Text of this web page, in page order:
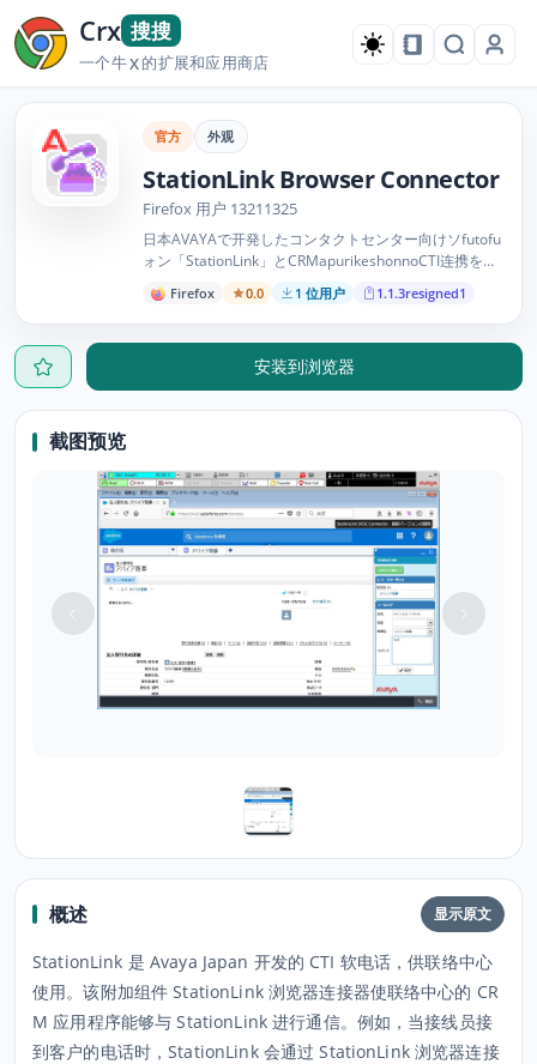
Crx 搜搜
一个牛X的扩展和应用商店
官方 外观
StationLink Browser Connector
Firefox 用户 13211325
日本AVAYAで开発したコンタクトセンター向けソfutofu
ォン「StationLink」とCRMapurikeshonnoCTI连携を実
现するためのドオンです。此附加组件启用用于与
StationLink 进行通信的 CRM 应用程序，StationLink 是
Avaya Japan 开发的供联络中心使用的 CTI 软电话。
Firefox 0.0 1 位用户 1.1.3resigned1
安装到浏览器
截图预览
概述 显示原文
StationLink 是 Avaya Japan 开发的 CTI 软电话，供联络中心
使用。该附加组件 StationLink 浏览器连接器使联络中心的 CR
M 应用程序能够与 StationLink 进行通信。例如，当接线员接
到客户的电话时，StationLink 会通过 StationLink 浏览器连接